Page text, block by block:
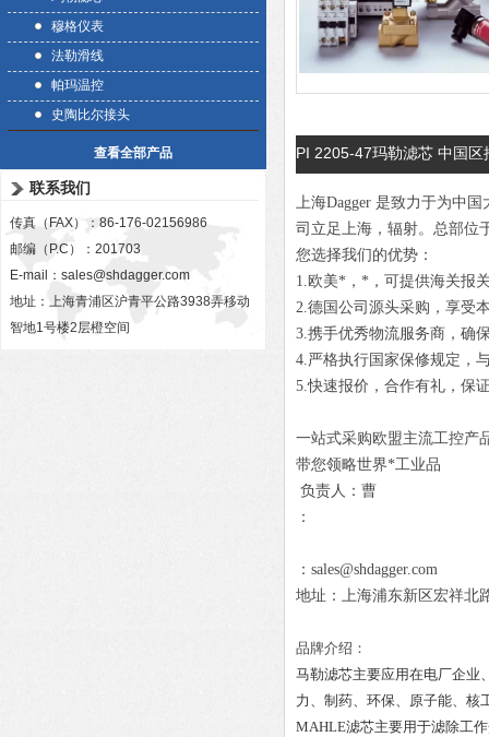
穆格仪表
法勒滑线
帕玛温控
史陶比尔接头
查看全部产品
联系我们
传真（FAX）：86-176-02156986
邮编（P.C）：201703
E-mail： sales@shdagger.com
地址：上海青浦区沪青平公路3938弄移动
智地1号楼2层橙空间
PI 2205-47玛勒滤芯 中国
上海Dagger 是致力于为中
司立足上海，辐射。总部位
您选择我们的优势：
1.欧美*，*，可提供海关报
2.德国公司源头采购，享受
3.携手优秀物流服务商，确
4.严格执行国家保修规定，
5.快速报价，合作有礼，保
一站式采购欧盟主流工控产
带您领略世界*工业品
负责人：曹
：
：sales@shdagger.com
地址：上海浦东新区宏祥北
品牌介绍：
马勒滤芯主要应用在电厂企业
力、制药、环保、原子能、核
MAHLE滤芯主要用于滤除工